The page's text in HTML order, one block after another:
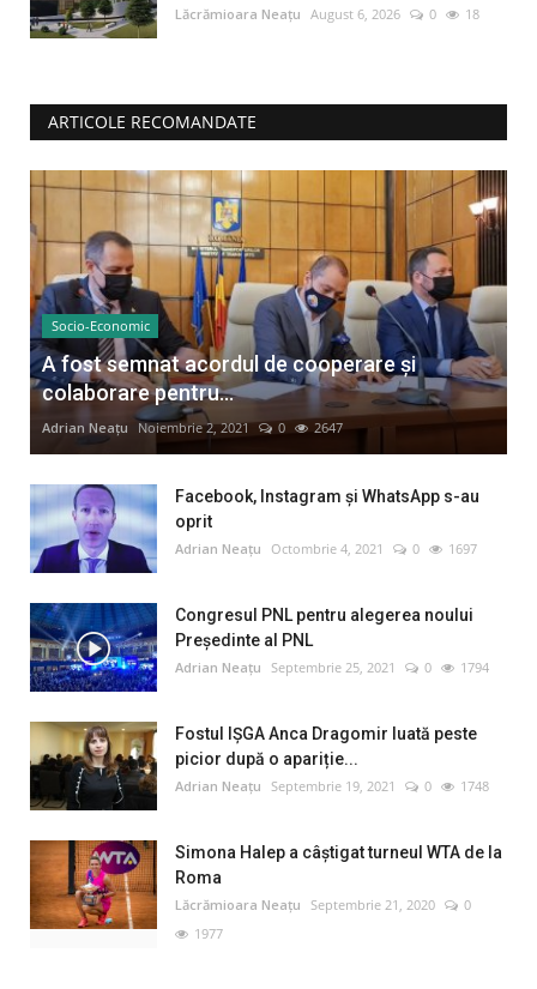
Lăcrămioara Neațu August 6, 2026 0 18
ARTICOLE RECOMANDATE
Socio-Economic
A fost semnat acordul de cooperare și
colaborare pentru...
Adrian Neațu Noiembrie 2, 2021 0 2647
Facebook, Instagram și WhatsApp s-au
oprit
Adrian Neațu Octombrie 4, 2021 0 1697
Congresul PNL pentru alegerea noului
Preşedinte al PNL
Adrian Neațu Septembrie 25, 2021 0 1794
Fostul IȘGA Anca Dragomir luată peste
picior după o apariție...
Adrian Neațu Septembrie 19, 2021 0 1748
Simona Halep a câştigat turneul WTA de la
Roma
Lăcrămioara Neațu Septembrie 21, 2020
0
1977